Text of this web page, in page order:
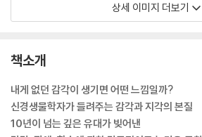
상세 이미지 더보기
책소개
내게 없던 감각이 생기면 어떤 느낌일까?
신경생물학자가 들려주는 감각과 지각의 본질
10년이 넘는 깊은 유대가 빚어낸